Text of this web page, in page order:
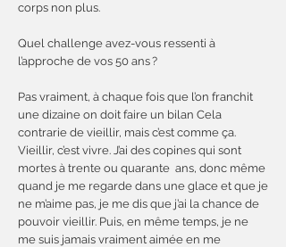
corps non plus.
Quel challenge avez-vous ressenti à
l’approche de vos 50 ans ?
Pas vraiment, à chaque fois que l’on franchit
une dizaine on doit faire un bilan Cela
contrarie de vieillir, mais c’est comme ça.
Vieillir, c’est vivre. J’ai des copines qui sont
mortes à trente ou quarante ans, donc même
quand je me regarde dans une glace et que je
ne m’aime pas, je me dis que j’ai la chance de
pouvoir vieillir. Puis, en même temps, je ne
me suis jamais vraiment aimée en me